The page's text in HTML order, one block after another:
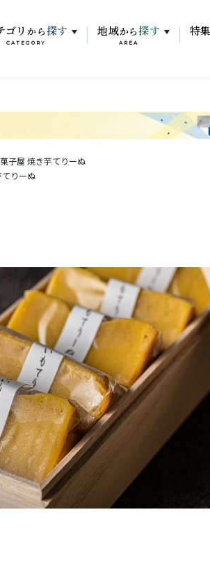
ゴリ から 探す
CATEGORY
地域から 探す
AREA
特
子屋 焼き芋てりーぬ
りーぬ